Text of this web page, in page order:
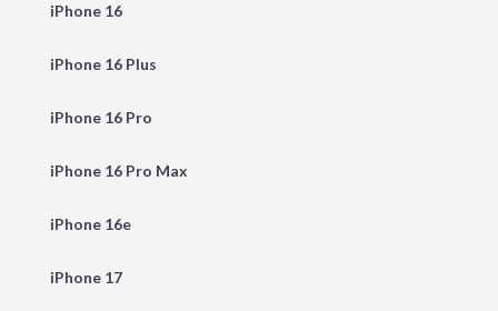
iPhone 16
iPhone 16 Plus
iPhone 16 Pro
iPhone 16 Pro Max
iPhone 16e
iPhone 17